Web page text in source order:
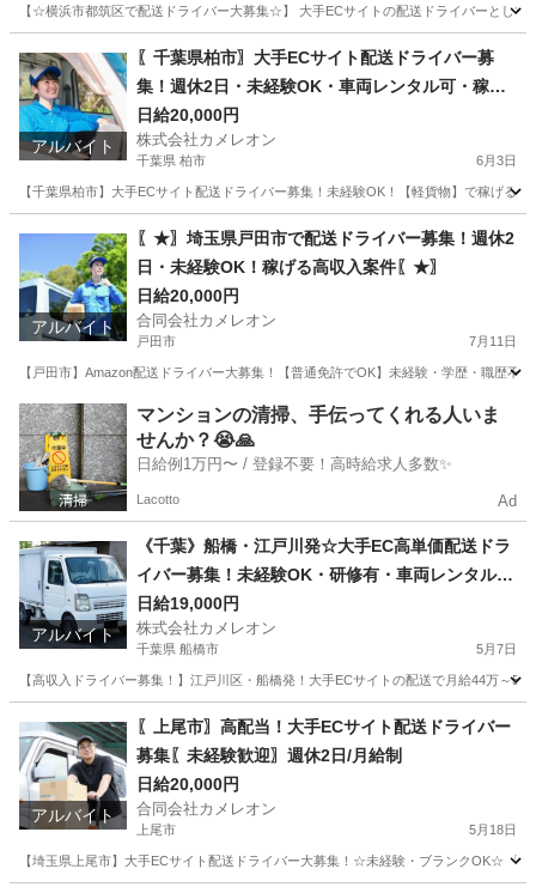
【☆横浜市都筑区で配送ドライバー大募集☆】 大手ECサイトの配送ドライバーとし
ドライバー 積み込み
アルバイト
〖千葉県柏市〗大手ECサイト配送ドライバー募
集！週休2日・未経験OK・車両レンタル可・稼げ
る！
日給20,000円
株式会社カメレオン
千葉県 柏市 6月3日
【千葉県柏市】大手ECサイト配送ドライバー募集！未経験OK！【軽貨物】で稼げ
ドライバー 積み込み
アルバイト
〖★〗埼玉県戸田市で配送ドライバー募集！週休2
日・未経験OK！稼げる高収入案件〖★〗
日給20,000円
合同会社カメレオン
戸田市 7月11日
【戸田市】Amazon配送ドライバー大募集！【普通免許でOK】未経験・学歴・職歴
埼玉 戸田市 ドライバー 積み込み
マンションの清掃、手伝ってくれる人いま
せんか？😭🙏
日給例1万円〜 / 登録不要！高時給求人多数✨
Lacotto Ad
アルバイト
《千葉》船橋・江戸川発☆大手EC高単価配送ドラ
イバー募集！未経験OK・研修有・車両レンタルO
K！
日給19,000円
株式会社カメレオン
千葉県 船橋市 5月7日
【高収入ドライバー募集！】江戸川区・船橋発！大手ECサイトの配送で月給44万～
ドライバー 積み込み
アルバイト
〖上尾市〗高配当！大手ECサイト配送ドライバー
募集〖未経験歓迎〗週休2日/月給制
日給20,000円
合同会社カメレオン
上尾市 5月18日
【埼玉県上尾市】大手ECサイト配送ドライバー大募集！☆未経験・ブランクOK☆ 「